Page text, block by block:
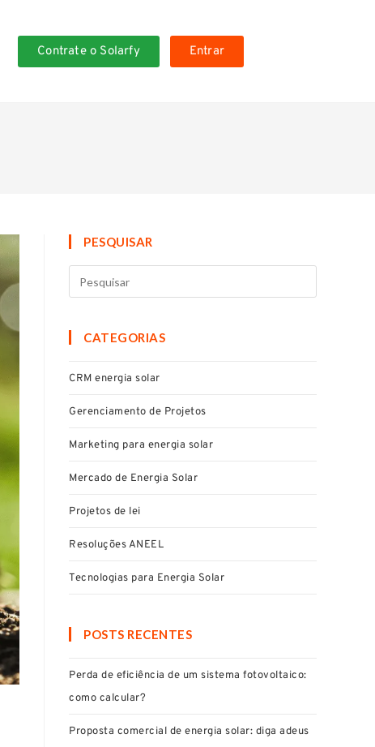
Contrate o Solarfy Entrar
PESQUISAR
CATEGORIAS
CRM energia solar
Gerenciamento de Projetos
Marketing para energia solar
Mercado de Energia Solar
Projetos de lei
Resoluções ANEEL
Tecnologias para Energia Solar
POSTS RECENTES
Perda de eficiência de um sistema fotovoltaico:
como calcular?
Proposta comercial de energia solar: diga adeus